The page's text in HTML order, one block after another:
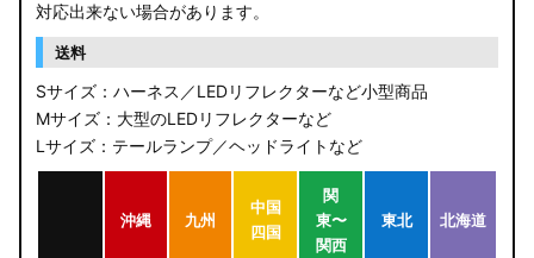
対応出来ない場合があります。
送料
Sサイズ：ハーネス／LEDリフレクターなど小型商品
Mサイズ：大型のLEDリフレクターなど
Lサイズ：テールランプ／ヘッドライトなど
沖縄 九州
中国
四国
関
東〜
関西
東北 北海道